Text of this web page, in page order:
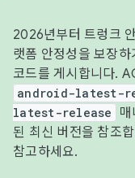
2026년부터 트렁크
랫폼 안정성을 보장
코드를 게시합니다.
android-latest-
latest-release
된 최신 버전을 참조
참고하세요.